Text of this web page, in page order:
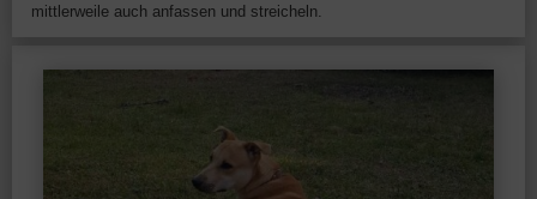
mittlerweile auch anfassen und streicheln.